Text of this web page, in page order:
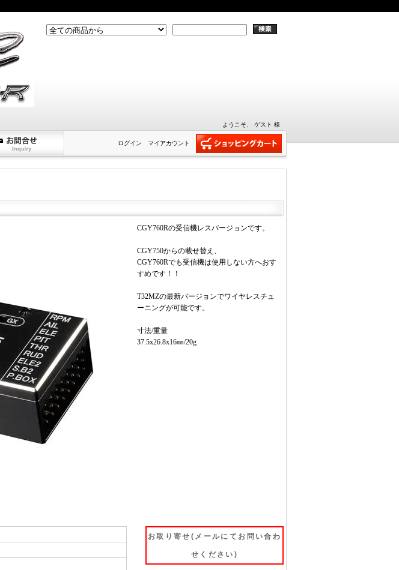
ようこそ、 ゲスト 様
マイアカウント
ログイン
CGY760Rの受信機レスバージョンです。
CGY750からの載せ替え、
CGY760Rでも受信機は使用しない方へおす
すめです！！
T32MZの最新バージョンでワイヤレスチュ
ーニングが可能です。
寸法/重量
37.5x26.8x16㎜/20g
お取り寄せ(メールにてお問い合わ
せください)